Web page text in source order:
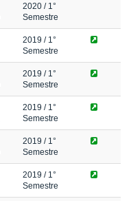
2020 / 1°
Semestre
2019 / 1°
Semestre
2019 / 1°
Semestre
2019 / 1°
Semestre
2019 / 1°
Semestre
2019 / 1°
Semestre